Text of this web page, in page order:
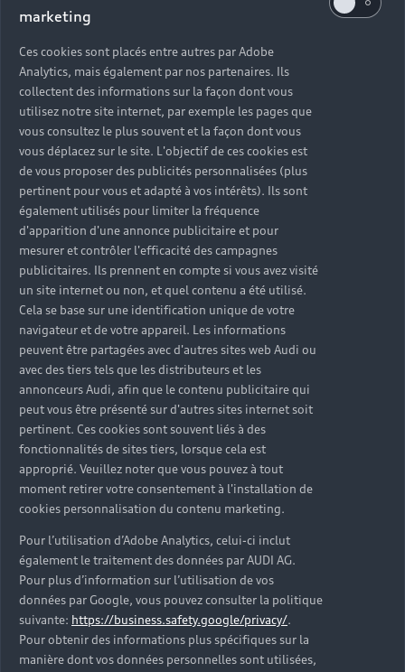
marketing
Ces cookies sont placés entre autres par Adobe
Analytics, mais également par nos partenaires. Ils
collectent des informations sur la façon dont vous
utilisez notre site internet, par exemple les pages que
vous consultez le plus souvent et la façon dont vous
vous déplacez sur le site. L'objectif de ces cookies est
de vous proposer des publicités personnalisées (plus
pertinent pour vous et adapté à vos intérêts). Ils sont
également utilisés pour limiter la fréquence
d'apparition d'une annonce publicitaire et pour
mesurer et contrôler l'efficacité des campagnes
publicitaires. Ils prennent en compte si vous avez visité
un site internet ou non, et quel contenu a été utilisé.
Cela se base sur une identification unique de votre
navigateur et de votre appareil. Les informations
peuvent être partagées avec d'autres sites web Audi ou
avec des tiers tels que les distributeurs et les
annonceurs Audi, afin que le contenu publicitaire qui
peut vous être présenté sur d'autres sites internet soit
pertinent. Ces cookies sont souvent liés à des
fonctionnalités de sites tiers, lorsque cela est
approprié. Veuillez noter que vous pouvez à tout
moment retirer votre consentement à l'installation de
cookies personnalisation du contenu marketing.
Pour l’utilisation d’Adobe Analytics, celui-ci inclut
également le traitement des données par AUDI AG.
Pour plus d’information sur l’utilisation de vos
données par Google, vous pouvez consulter la politique
suivante: https://business.safety.google/privacy/.
Pour obtenir des informations plus spécifiques sur la
manière dont vos données personnelles sont utilisées,